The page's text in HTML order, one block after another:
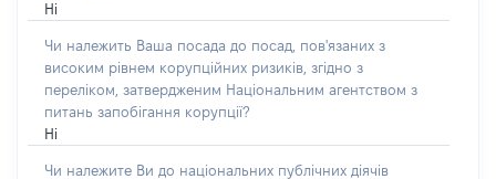
Ні
Чи належить Ваша посада до посад, пов'язаних з
високим рівнем корупційних ризиків, згідно з
переліком, затвердженим Національним агентством з
питань запобігання корупції?
Ні
Чи належите Ви до національних публічних діячів